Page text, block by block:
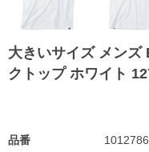
大きいサイズ メンズ
クトップ ホワイト
品番